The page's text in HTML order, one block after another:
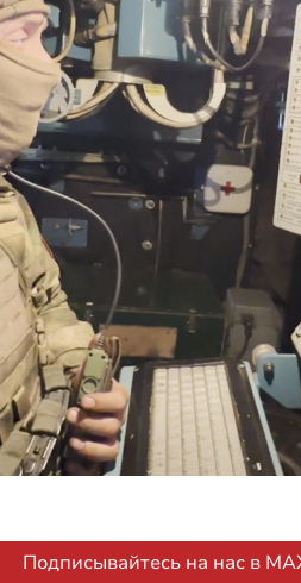
Подписывайтесь на нас в